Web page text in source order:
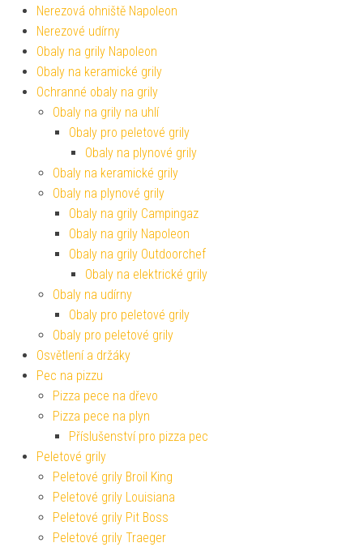
Nerezová ohniště Napoleon
Nerezové udírny
Obaly na grily Napoleon
Obaly na keramické grily
Ochranné obaly na grily
Obaly na grily na uhlí
Obaly pro peletové grily
Obaly na plynové grily
Obaly na keramické grily
Obaly na plynové grily
Obaly na grily Campingaz
Obaly na grily Napoleon
Obaly na grily Outdoorchef
Obaly na elektrické grily
Obaly na udírny
Obaly pro peletové grily
Obaly pro peletové grily
Osvětlení a držáky
Pec na pizzu
Pizza pece na dřevo
Pizza pece na plyn
Příslušenství pro pizza pec
Peletové grily
Peletové grily Broil King
Peletové grily Louisiana
Peletové grily Pit Boss
Peletové grily Traeger